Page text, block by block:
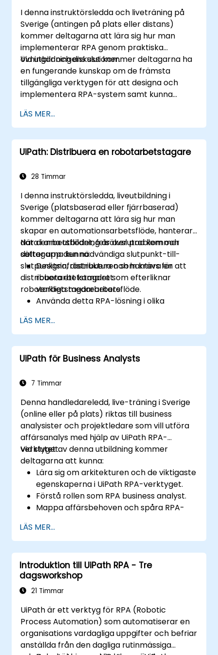
I denna instruktörsledda och liveträning på
Sverige (antingen på plats eller distans)
kommer deltagarna att lära sig hur man
implementerar RPA genom praktiska
övningar och diskussioner.
Vid utbildningens slut kommer deltagarna ha
en fungerande kunskap om de främsta
tillgängliga verktygen för att designa och
implementera RPA-system samt kunna
Deltagarna kommer att genomföra olika
exempelprojekt inom RPA och få den
nödvändiga praktiken och inställning som
krävs för att implementera liknande system i
LÄS MER...
UiPath: Distribuera en robotarbetstagare
28 Timmar
I denna instruktörsledda, liveutbildning i
Sverige (platsbaserad eller fjärrbaserad)
kommer deltagarna att lära sig hur man
skapar en automationsarbetsflöde, hanterar
data i arbetsflödet, felsöker problem och
sätter upp den nödvändiga slutpunkt-till-
slutpunktsinfrastrukturen som krävs för att
distribuera ett komplett
robotarbetstagarearbetsflöde.
När denna utbildning är avslutad kommer
deltagarna kunna:
Designa, distribuera och hantera en
robotarbetstagare som efterliknar
verkliga medarbetare.
Använda detta RPA-lösning i olika
mjukvara och försäkring.
LÄS MER...
UiPath för Business Analysts
7 Timmar
Denna handledareledd, live-träning i Sverige
(online eller på plats) riktas till business
analysister och projektledare som vill utföra
affärsanalys med hjälp av UiPath RPA-
verktyget.
Vid slutet av denna utbildning kommer
deltagarna att kunna:
Lära sig om arkitekturen och de viktigaste
egenskaperna i UiPath RPA-verktyget.
Förstå rollen som RPA business analyst.
Mappa affärsbehoven och spåra RPA-
LÄS MER...
Introduktion till UiPath RPA - Tre
dagsworkshop
21 Timmar
UiPath är ett verktyg för RPA (Robotic
Process Automation) som automatiserar en
organisations vardagliga uppgifter och befriar
anställda från den dagliga rutinmässiga